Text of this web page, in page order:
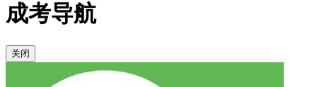
成考导航
关闭